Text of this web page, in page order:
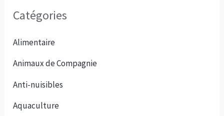
Catégories
Alimentaire
Animaux de Compagnie
Anti-nuisibles
Aquaculture